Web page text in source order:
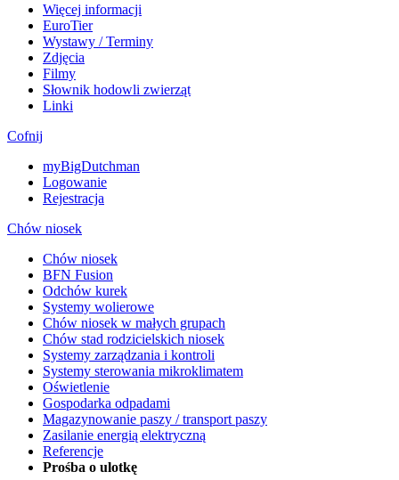
Więcej informacji
EuroTier
Wystawy / Terminy
Zdjęcia
Filmy
Słownik hodowli zwierząt
Linki
Cofnij
myBigDutchman
Logowanie
Rejestracja
Chów niosek
Chów niosek
BFN Fusion
Odchów kurek
Systemy wolierowe
Chów niosek w małych grupach
Chów stad rodzicielskich niosek
Systemy zarządzania i kontroli
Systemy sterowania mikroklimatem
Oświetlenie
Gospodarka odpadami
Magazynowanie paszy / transport paszy
Zasilanie energią elektryczną
Referencje
Prośba o ulotkę